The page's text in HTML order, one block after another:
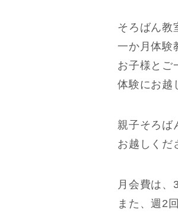
そろばん教
一か月体験
お子様とご
体験にお越
親子そろば
お越しくだ
月会費は、
また、週2